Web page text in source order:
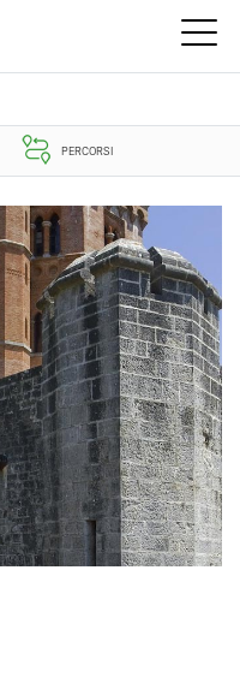
PERCORSI